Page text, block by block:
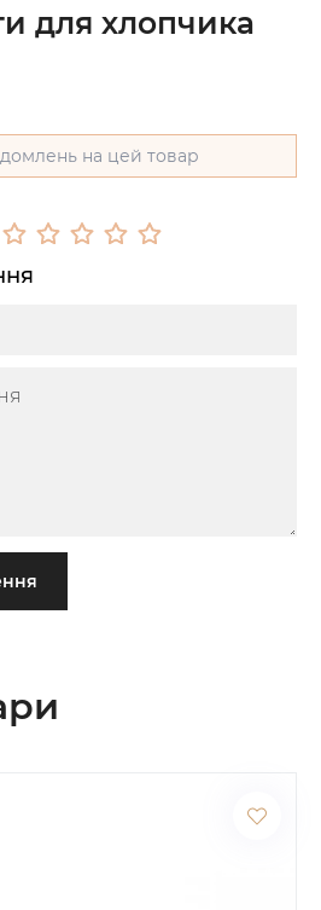
для хлопчика
на цей товар